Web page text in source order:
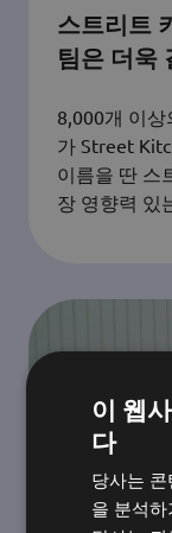
스트리트
팀은 더욱
8,000개 이상
가 Street
이름을 딴 스
장 영향력 있
이 웹
다
당사는
을 분석